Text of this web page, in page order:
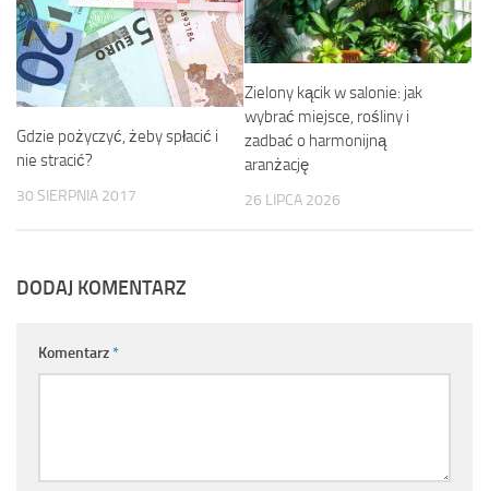
Gdzie pożyczyć, żeby spłacić i
nie stracić?
30 SIERPNIA 2017
Zielony kącik w salonie: jak
wybrać miejsce, rośliny i
zadbać o harmonijną
aranżację
26 LIPCA 2026
DODAJ KOMENTARZ
Komentarz*